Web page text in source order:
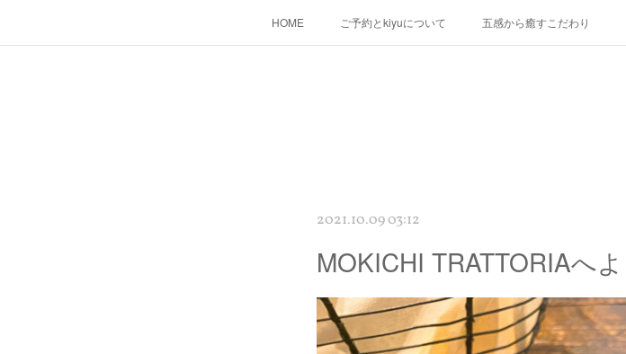
HOME ご予約とkiyuについて 五感から癒すこだわり
2021.10.09 03:12
MOKICHI TRATTORIAへ